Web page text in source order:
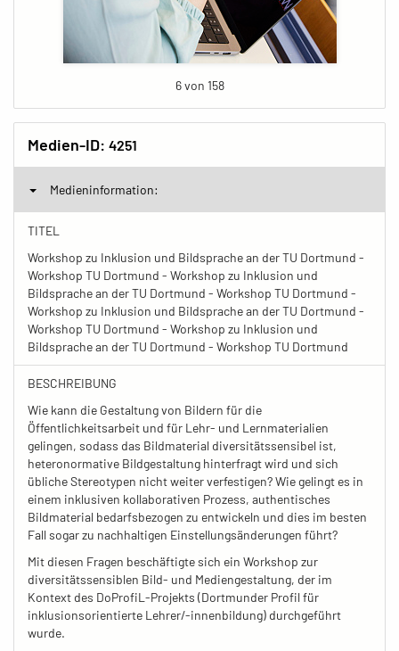
6 von 158
Medien-ID: 4251
Medieninformation:
TITEL
Workshop zu Inklusion und Bildsprache an der TU Dortmund -
Workshop TU Dortmund - Workshop zu Inklusion und
Bildsprache an der TU Dortmund - Workshop TU Dortmund -
Workshop zu Inklusion und Bildsprache an der TU Dortmund -
Workshop TU Dortmund - Workshop zu Inklusion und
Bildsprache an der TU Dortmund - Workshop TU Dortmund
BESCHREIBUNG
Wie kann die Gestaltung von Bildern für die
Öffentlichkeitsarbeit und für Lehr- und Lernmaterialien
gelingen, sodass das Bildmaterial diversitätssensibel ist,
heteronormative Bildgestaltung hinterfragt wird und sich
übliche Stereotypen nicht weiter verfestigen? Wie gelingt es in
einem inklusiven kollaborativen Prozess, authentisches
Bildmaterial bedarfsbezogen zu entwickeln und dies im besten
Fall sogar zu nachhaltigen Einstellungsänderungen führt?
Mit diesen Fragen beschäftigte sich ein Workshop zur
diversitätssensiblen Bild- und Mediengestaltung, der im
Kontext des DoProfiL-Projekts (Dortmunder Profil für
inklusionsorientierte Lehrer/-innenbildung) durchgeführt
wurde.